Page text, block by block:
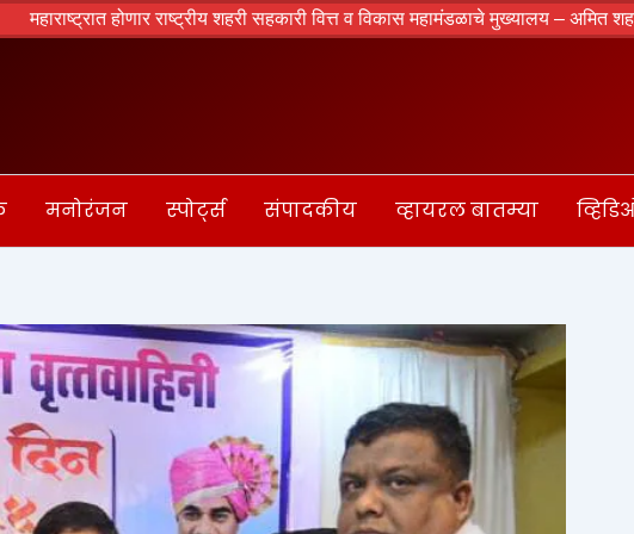
होणार राष्ट्रीय शहरी सहकारी वित्त व विकास महामंडळाचे मुख्यालय – अमित शहा गृहमंत्री
मनोरंजन स्पोर्ट्स संपादकीय व्हायरल बातम्या